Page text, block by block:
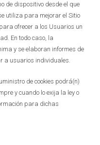
de dispositivo desde el que
utiliza para mejorar el Sitio
ofrecer a los Usuarios un
En todo caso, la
y se elaboran informes de
a usuarios individuales.
de cookies podrá(n)
y cuando lo exija la ley o
para dichas